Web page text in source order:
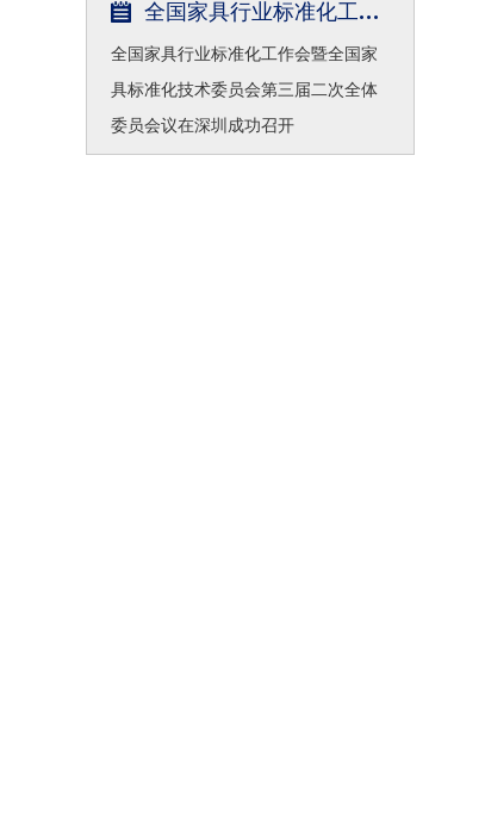
全国家具行业标准化工作会暨全国家具标准化...
全国家具行业标准化工作会暨全国家
具标准化技术委员会第三届二次全体
委员会议在深圳成功召开